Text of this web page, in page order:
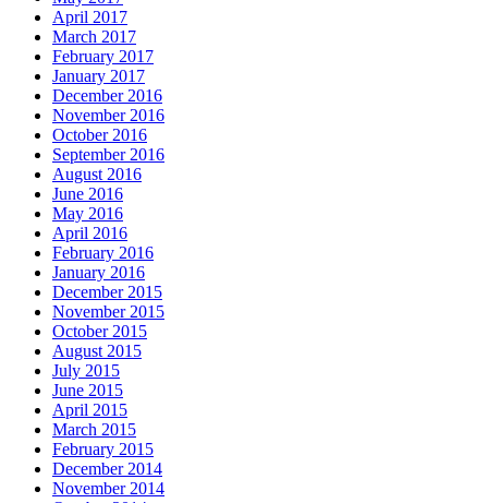
April 2017
March 2017
February 2017
January 2017
December 2016
November 2016
October 2016
September 2016
August 2016
June 2016
May 2016
April 2016
February 2016
January 2016
December 2015
November 2015
October 2015
August 2015
July 2015
June 2015
April 2015
March 2015
February 2015
December 2014
November 2014